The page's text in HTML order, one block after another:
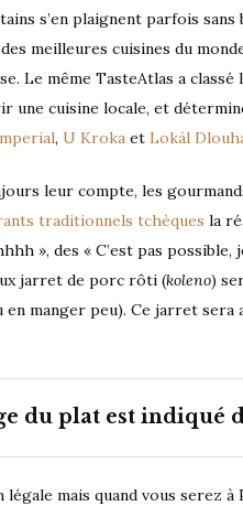
s’en plaignent parfois sans
meilleures cuisines du
Le même TasteAtlas a
une cuisine locale, et
, U Kroka et Lokál
leur compte, les
traditionnels tchèques la
», des « C’est pas possible,
jarret de porc rôti (koleno)
manger peu). Ce jarret
du plat est indiqué
légale mais quand vous serez